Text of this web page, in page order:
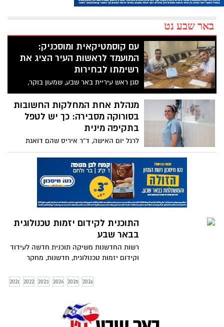
באר שבע נט
עם קוסמטיקאית ומוסכניק:
המועמד לראשות העיר הציג את
רשימתו לבחירות
סגן ראש עיריית באר שבע, שמעון בוקר,
שנפרד מהליכוד וירוץ בראש רשימת ״64
מנדטים למחנה הלאומי״ - הציג הבוקר את
רשימתו לבחירות הקרובות. בין המועמדים
ניתן למצוא את שדרן רדיו דרום לשעבר ויו״ר
ועד שכונת נחל בקע
מנהלת אחת המחלקות החשובות
בסורוקה מסבירה: כך יש לטפל
בתקיפה מינית
לרגל יום האישה, ד"ר איריס שהם דואגת
להזכיר לכולם כי בבית החולים יש מענה גם
למקרים הקשים ביותר
התוכנית לקידום יזמות טכנולוגית
בבאר שבע
רשות החדשנות משיקה תוכנית חדשה לעידוד
וקידום יזמות טכנולוגית, חדשנות, מחקר
את מרחב באר שבע למטרופולין הייטק בנגב,
2021 2022 2023 2024 2025 2026